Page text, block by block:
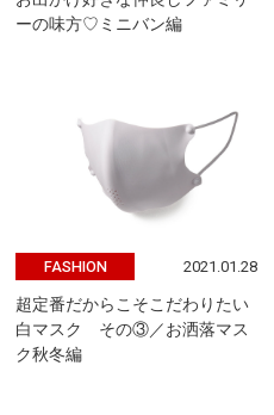
ーの味方♡ミニバン編
FASHION 2021.01.28
超定番だからこそこだわりたい
白マスク その③／お洒落マス
ク秋冬編